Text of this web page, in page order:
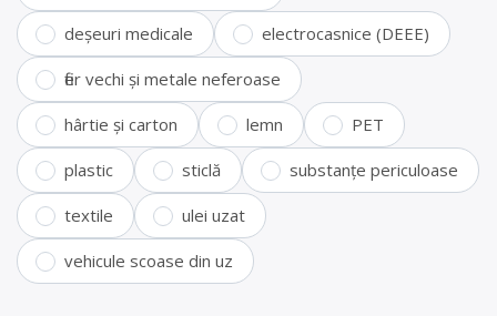
deșeuri medicale electrocasnice (DEEE)
fier vechi și metale neferoase
hârtie și carton lemn PET
plastic sticlă substanțe periculoase
textile ulei uzat
vehicule scoase din uz